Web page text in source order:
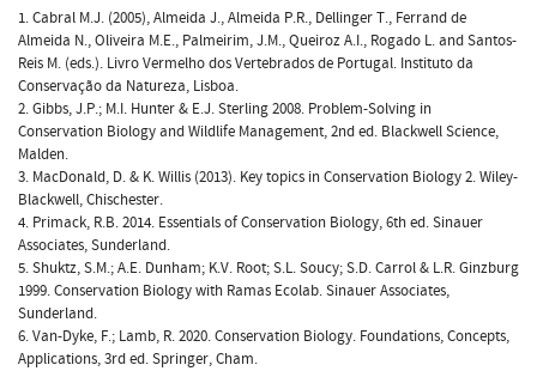
1. Cabral M.J. (2005), Almeida J., Almeida P.R., Dellinger T., Ferrand de
Almeida N., Oliveira M.E., Palmeirim, J.M., Queiroz A.I., Rogado L. and Santos-
Reis M. (eds.). Livro Vermelho dos Vertebrados de Portugal. Instituto da
Conservação da Natureza, Lisboa.
2. Gibbs, J.P.; M.I. Hunter & E.J. Sterling 2008. Problem-Solving in
Conservation Biology and Wildlife Management, 2nd ed. Blackwell Science,
Malden.
3. MacDonald, D. & K. Willis (2013). Key topics in Conservation Biology 2. Wiley-
Blackwell, Chischester.
4. Primack, R.B. 2014. Essentials of Conservation Biology, 6th ed. Sinauer
Associates, Sunderland.
5. Shuktz, S.M.; A.E. Dunham; K.V. Root; S.L. Soucy; S.D. Carrol & L.R. Ginzburg
1999. Conservation Biology with Ramas Ecolab. Sinauer Associates,
Sunderland.
6. Van-Dyke, F.; Lamb, R. 2020. Conservation Biology. Foundations, Concepts,
Applications, 3rd ed. Springer, Cham.